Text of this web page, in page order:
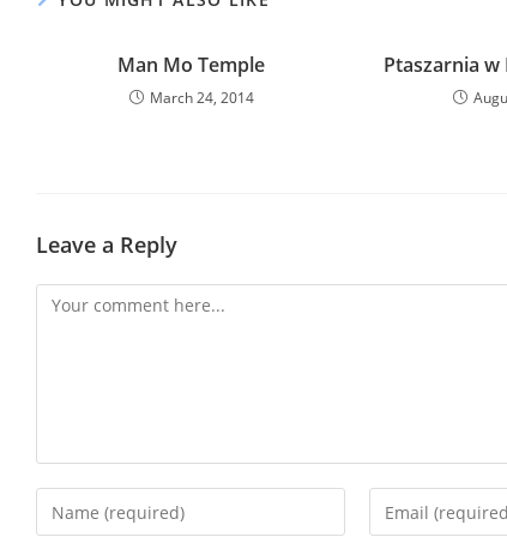
Man Mo Temple
March 24, 2014
Ptaszarnia w
Leave a Reply
Comment
Enter
your
Enter
your